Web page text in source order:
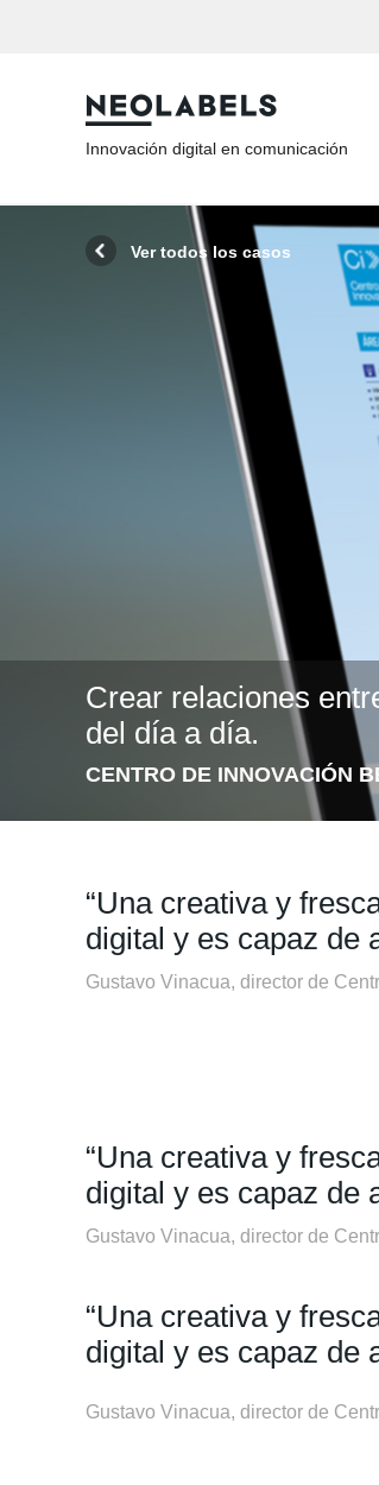
Innovación digital en comunicación
Ver todos los casos
Crear relaciones
del día a día.
CENTRO DE INNOVACIÓN
“Una creativa y
digital y es capaz de
Gustavo Vinacua, director de
“Una creativa y
digital y es capaz de
Gustavo Vinacua, director de
“Una creativa y
digital y es capaz de
Gustavo Vinacua, director de